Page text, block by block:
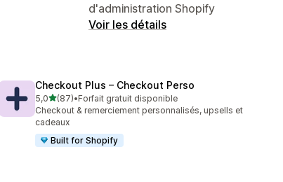
d'administration Shopify
Voir les détails
Checkout Plus – Checkout Perso
5,0étoile(s) sur 5
(87)
87 avis au total
•Forfait gratuit disponible
Checkout & remerciement personnalisés, upsells et
cadeaux
Built for Shopify